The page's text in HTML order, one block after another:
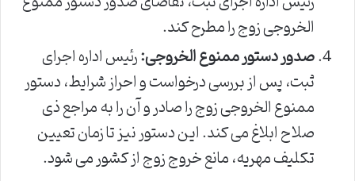
الخروجی زوج را مطرح کند.
صدور دستور ممنوع الخروجی:رئیس اداره اجرای
ثبت، پس از بررسی درخواست و احراز شرایط، دستور
ممنوع الخروجی زوج را صادر و آن را به مراجع ذی
صلاح ابلاغ می کند. این دستور نیز تا زمان تعیین
تکلیف مهریه، مانع خروج زوج از کشور می شود.